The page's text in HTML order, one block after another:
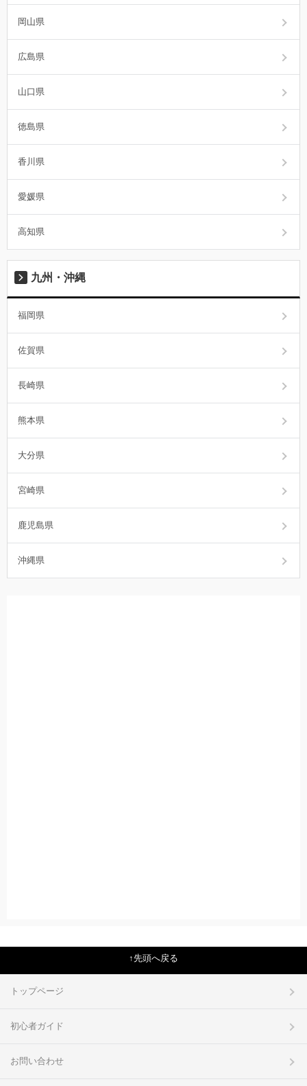
岡山県
広島県
山口県
徳島県
香川県
愛媛県
高知県
九州・沖縄
福岡県
佐賀県
長崎県
熊本県
大分県
宮崎県
鹿児島県
沖縄県
先頭へ戻る
トップページ
初心者ガイド
お問い合わせ